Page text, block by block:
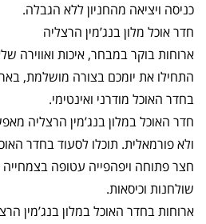
כניסה ויציאה מהחניון ללא הגבלה.
חדר אוכל מלון בנג’מין הרצליה
ארוחות בוקר במבחר, איכות ואווירה
התחילו את יומכם בצורה מושלמת,
בחדר האוכל מודרני ואינטימי.
חדר האוכל במלון בנג’מין הרצליה
ולא פורמאלית. תוכלו לסעוד בחדר
חצר פתוחה ויפהפייה עטופה בצמחייה
שולחנות וכיסאות.
ארוחות בחדר האוכל במלון בנג’מין